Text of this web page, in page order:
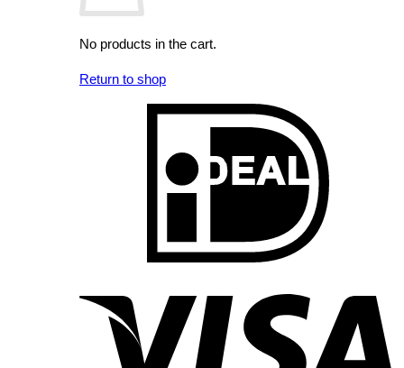
No products in the cart.
Return to shop